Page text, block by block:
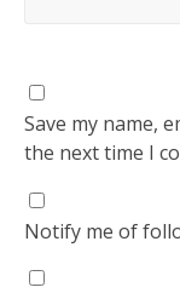
Save my name,
the next time I
Notify me of